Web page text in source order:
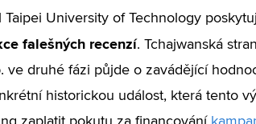
Taipei University of Technology
falešných recenzí. Tchajwanská
ve druhé fázi půjde o zavádějící
historickou událost, která tento